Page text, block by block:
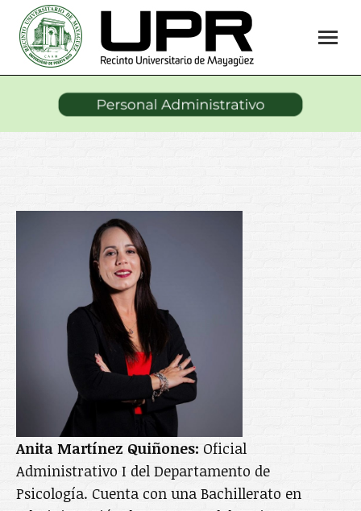
Anita Martínez Quiñones: Oficial
Administrativo I del Departamento de
Psicología. Cuenta con una Bachillerato en